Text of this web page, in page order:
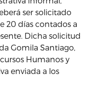
ser solicitado
20 días contados a
Dicha solicitud
Gomila Santiago,
Humanos y
enviada a los